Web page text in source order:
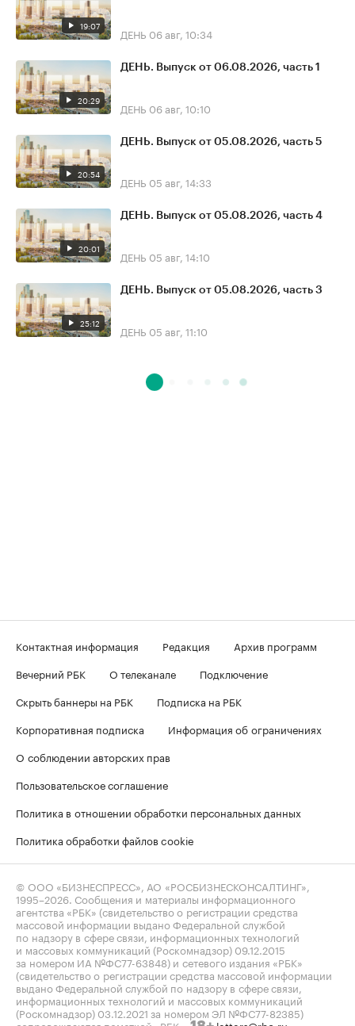
19:07 ДЕНЬ 06 авг, 10:34
20:29
ДЕНЬ. Выпуск от 06.08.2026, часть 1
ДЕНЬ 06 авг, 10:10
20:54
ДЕНЬ. Выпуск от 05.08.2026, часть 5
ДЕНЬ 05 авг, 14:33
20:01
ДЕНЬ. Выпуск от 05.08.2026, часть 4
ДЕНЬ 05 авг, 14:10
25:12
ДЕНЬ. Выпуск от 05.08.2026, часть 3
ДЕНЬ 05 авг, 11:10
Контактная информация Редакция
Архив программ
Вечерний РБК
О телеканале
Подключение
Скрыть баннеры на РБК
Подписка на РБК
Корпоративная подписка
Информация об ограничениях
О соблюдении авторских прав
Пользовательское соглашение
Политика в отношении обработки персональных данных
Политика обработки файлов cookie
© ООО «БИЗНЕСПРЕСС», АО «РОСБИЗНЕСКОНСАЛТИНГ»,
1995–2026 . Сообщения и материалы информационного
агентства «РБК» (свидетельство о регистрации средства
массовой информации выдано Федеральной службой
по надзору в сфере связи, информационных технологий
и массовых коммуникаций (Роскомнадзор) 09.12.2015
за номером ИА №ФС77-63848) и сетевого издания «РБК»
(свидетельство о регистрации средства массовой информации
выдано Федеральной службой по надзору в сфере связи,
информационных технологий и массовых коммуникаций
(Роскомнадзор) 03.12.2021 за номером ЭЛ №ФС77-82385)